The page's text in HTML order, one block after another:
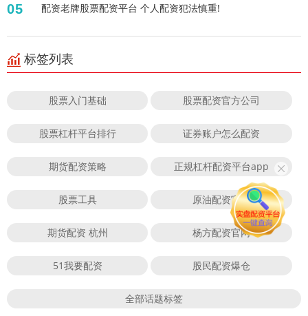
05 配资老牌股票配资平台 个人配资犯法慎重!
标签列表
股票入门基础 股票配资官方公司
股票杠杆平台排行 证券账户怎么配资
期货配资策略 正规杠杆配资平台app
股票工具 原油配资官网
期货配资 杭州 杨方配资官网
51我要配资 股民配资爆仓
全部话题标签